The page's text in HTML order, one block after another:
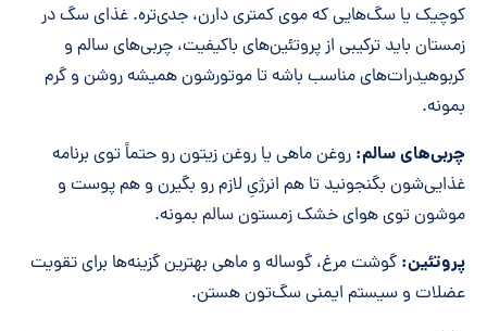
کوچیک یا سگ‌هایی که موی کمتری دارن، جدی‌تره. غذای سگ در
زمستان باید ترکیبی از پروتئین‌های باکیفیت، چربی‌های سالم و
کربوهیدرات‌های مناسب باشه تا موتورشون همیشه روشن و گرم
بمونه.
چربی‌های سالم: روغن ماهی یا روغن زیتون رو حتماً توی برنامه
غذایی‌شون بگنجونید تا هم انرژیِ لازم رو بگیرن و هم پوست و
موشون توی هوای خشک زمستون سالم بمونه.
پروتئین: گوشت مرغ، گوساله و ماهی بهترین گزینه‌ها برای تقویت
عضلات و سیستم ایمنی سگ‌تون هستن.